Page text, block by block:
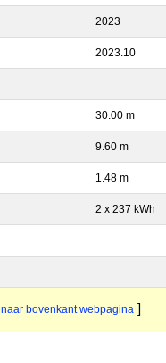
2023
2023.10
30.00 m
9.60 m
1.48 m
2 x 237 kWh
naar bovenkant webpagina ]